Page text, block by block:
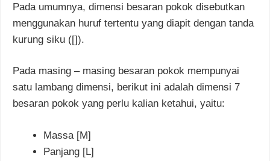
Pada umumnya, dimensi besaran pokok disebutkan
menggunakan huruf tertentu yang diapit dengan tanda
kurung siku ([]).
Pada masing – masing besaran pokok mempunyai
satu lambang dimensi, berikut ini adalah dimensi 7
besaran pokok yang perlu kalian ketahui, yaitu:
Massa [M]
Panjang [L]